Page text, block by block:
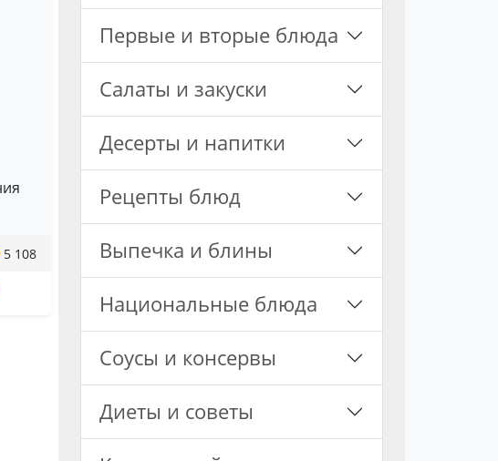
5 108
Первые и вторые блюда
Салаты и закуски
Десерты и напитки
Рецепты блюд
Выпечка и блины
Национальные блюда
Соусы и консервы
Диеты и советы